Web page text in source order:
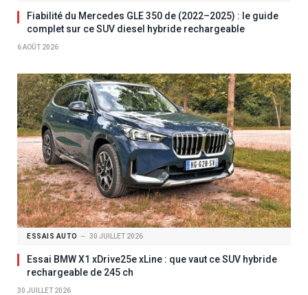
Fiabilité du Mercedes GLE 350 de (2022–2025) : le guide
complet sur ce SUV diesel hybride rechargeable
6 AOÛT 2026
ESSAIS AUTO 30 JUILLET 2026
Essai BMW X1 xDrive25e xLine : que vaut ce SUV hybride
rechargeable de 245 ch
30 JUILLET 2026